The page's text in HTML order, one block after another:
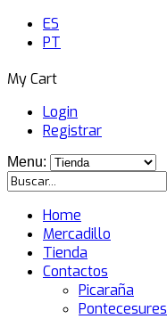
ES
PT
My Cart
Login
Registrar
Menu:
Home
Mercadillo
Tienda
Contactos
Picaraña
Pontecesures